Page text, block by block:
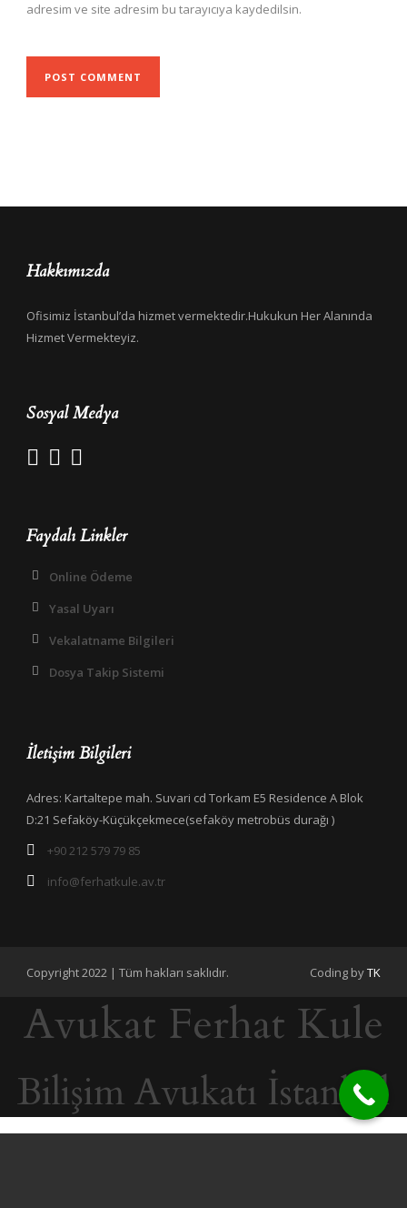
adresim ve site adresim bu tarayıcıya kaydedilsin.
Hakkımızda
Ofisimiz İstanbul’da hizmet vermektedir.Hukukun Her Alanında
Hizmet Vermekteyiz.
Sosyal Medya
Faydalı Linkler
Online Ödeme
Yasal Uyarı
Vekalatname Bilgileri
Dosya Takip Sistemi
İletişim Bilgileri
Adres: Kartaltepe mah. Suvari cd Torkam E5 Residence A Blok
D:21 Sefaköy-Küçükçekmece(sefaköy metrobüs durağı )
+90 212 579 79 85
info@ferhatkule.av.tr
Copyright 2022 | Tüm hakları saklıdır. Coding byTK
Avukat Ferhat Kule
Bilişim Avukatı İstanbul